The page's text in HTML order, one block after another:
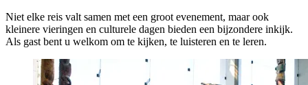
Niet elke reis valt samen met een groot evenement, maar ook
kleinere vieringen en culturele dagen bieden een bijzondere inkijk.
Als gast bent u welkom om te kijken, te luisteren en te leren.